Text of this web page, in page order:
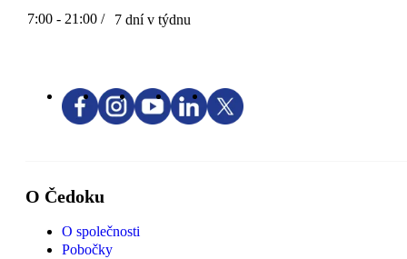
7:00 - 21:00 / 7 dní v týdnu
O Čedoku
O společnosti
Pobočky